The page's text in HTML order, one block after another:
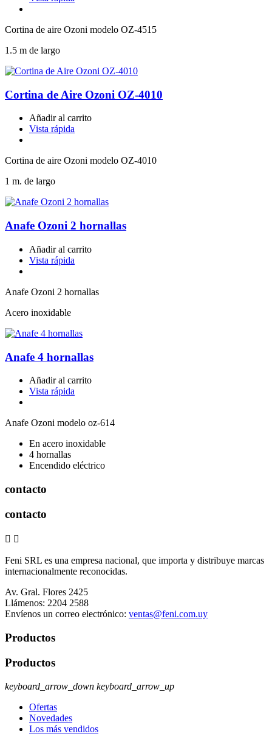
Cortina de aire Ozoni modelo OZ-4515
1.5 m de largo
Cortina de Aire Ozoni OZ-4010
Añadir al carrito
Vista rápida
Cortina de aire Ozoni modelo OZ-4010
1 m. de largo
Anafe Ozoni 2 hornallas
Añadir al carrito
Vista rápida
Anafe Ozoni 2 hornallas
Acero inoxidable
Anafe 4 hornallas
Añadir al carrito
Vista rápida
Anafe Ozoni modelo oz-614
En acero inoxidable
4 hornallas
Encendido eléctrico
contacto
contacto
 
Feni SRL es una empresa nacional, que importa y distribuye marcas
internacionalmente reconocidas.
Av. Gral. Flores 2425
Llámenos: 2204 2588
Envíenos un correo electrónico: ventas@feni.com.uy
Productos
Productos
keyboard_arrow_down keyboard_arrow_up
Ofertas
Novedades
Los más vendidos